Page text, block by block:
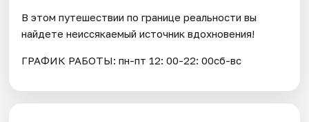
В этом путешествии по границе реальности вы
найдете неиссякаемый источник вдохновения!
ГРАФИК РАБОТЫ: пн-пт 12: 00-22: 00сб-вс